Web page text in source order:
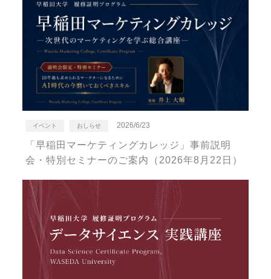
イベント おしらせ 2026/6/23
「早稲田マーケティングカレッジ」事前説明
会・特別セミナーのご案内（2026年8月22日）